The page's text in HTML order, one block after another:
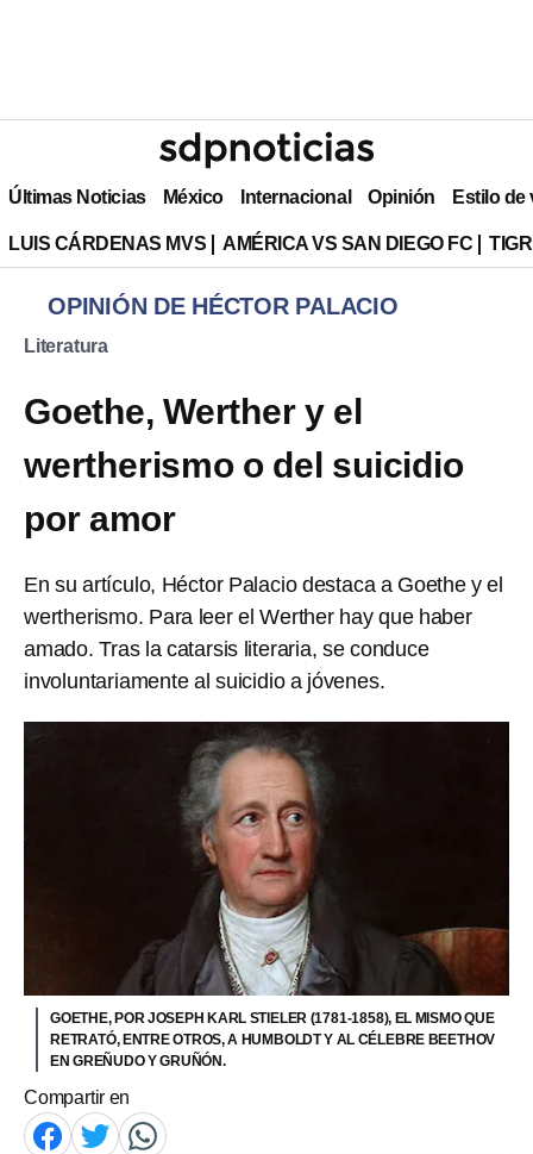
Últimas Noticias México Internacional Opinión Estilo de
LUIS CÁRDENAS MVS AMÉRICA VS SAN DIEGO FC
OPINIÓN DE HÉCTOR PALACIO
Literatura
Goethe, Werther y el
wertherismo o del suicidio
por amor
En su artículo, Héctor Palacio destaca a Goethe y el
wertherismo. Para leer el Werther hay que haber
amado. Tras la catarsis literaria, se conduce
involuntariamente al suicidio a jóvenes.
GOETHE, POR JOSEPH KARL STIELER (1781-1858), EL MISMO QUE
RETRATÓ, ENTRE OTROS, A HUMBOLDT Y AL CÉLEBRE BEETHOV
EN GREÑUDO Y GRUÑÓN.
Compartir en